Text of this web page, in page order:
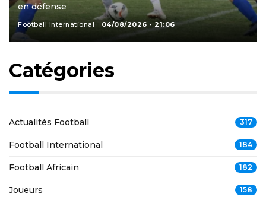
en défense
Football International 04/08/2026 - 21:06
Catégories
Actualités Football 317
Football International 184
Football Africain 182
Joueurs 158